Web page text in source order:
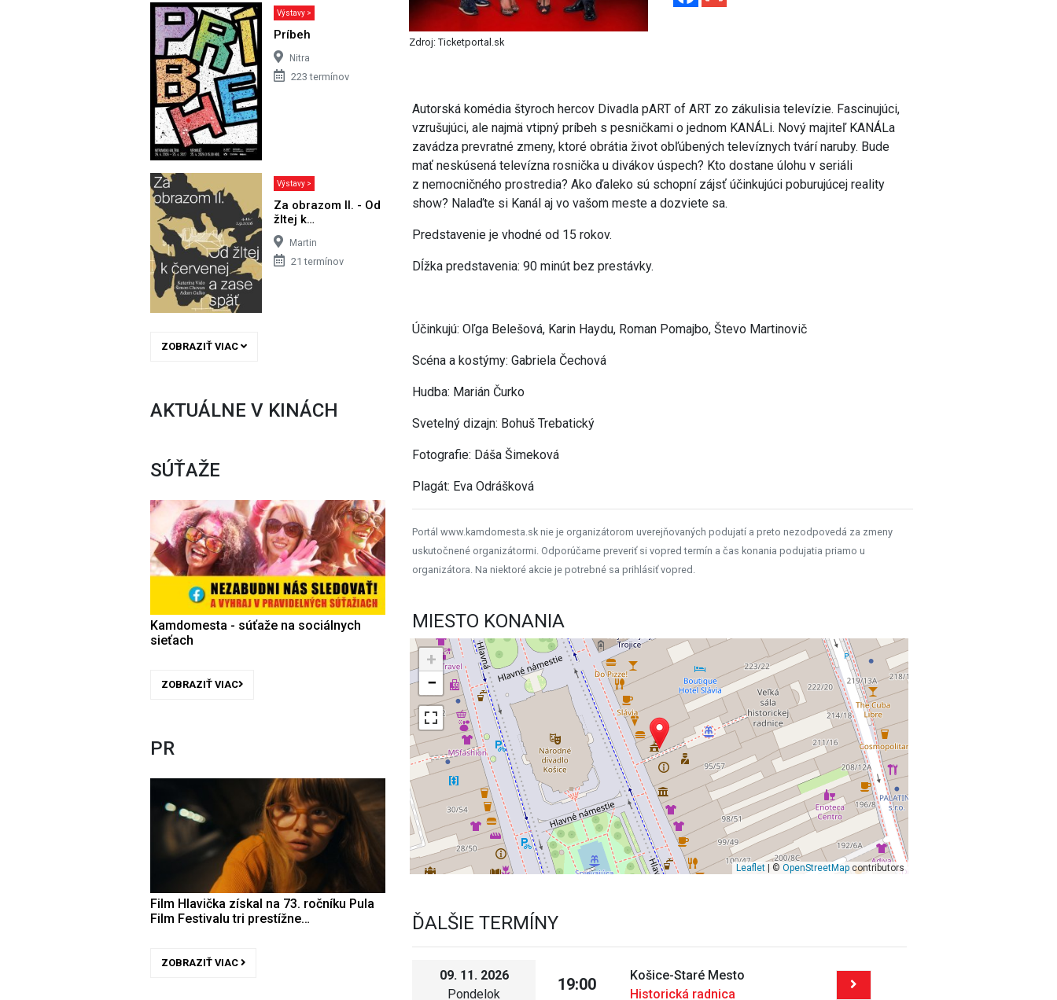
Výstavy >
Príbeh
Nitra
223 termínov
Výstavy >
Za obrazom II. - Od
žltej k…
Martin
21 termínov
ZOBRAZIŤ VIAC
AKTUÁLNE V KINÁCH
SÚŤAŽE
Kamdomesta - súťaže na sociálnych
sieťach
ZOBRAZIŤ VIAC
PR
Film Hlavička získal na 73. ročníku Pula
Film Festivalu tri prestížne…
ZOBRAZIŤ VIAC
Zdroj: Ticketportal.sk
Autorská komédia štyroch hercov Divadla pART of ART zo zákulisia televízie. Fascinujúci,
vzrušujúci, ale najmä vtipný príbeh s pesničkami o jednom KANÁLi. Nový majiteľ KANÁLa
zavádza prevratné zmeny, ktoré obrátia život obľúbených televíznych tvárí naruby. Bude
mať neskúsená televízna rosnička u divákov úspech? Kto dostane úlohu v seriáli
z nemocničného prostredia? Ako ďaleko sú schopní zájsť účinkujúci poburujúcej reality
show? Nalaďte si Kanál aj vo vašom meste a dozviete sa.
Predstavenie je vhodné od 15 rokov.
Dĺžka predstavenia: 90 minút bez prestávky.
Účinkujú: Oľga Belešová, Karin Haydu, Roman Pomajbo, Števo Martinovič
Scéna a kostýmy: Gabriela Čechová
Hudba: Marián Čurko
Svetelný dizajn: Bohuš Trebatický
Fotografie: Dáša Šimeková
Plagát: Eva Odrášková
Portál www.kamdomesta.sk nie je organizátorom uverejňovaných podujatí a preto nezodpovedá za zmeny
uskutočnené organizátormi. Odporúčame preveriť si vopred termín a čas konania podujatia priamo u
organizátora. Na niektoré akcie je potrebné sa prihlásiť vopred.
MIESTO KONANIA
+
−
Leaflet| © OpenStreetMapcontributors
ĎALŠIE TERMÍNY
09. 11. 2026
Pondelok
19:00
Košice-Staré Mesto
Historická radnica